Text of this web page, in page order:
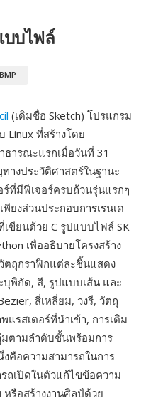
บบไฟล์
(เดิมชื่อ Sketch) โปรแกรม
Linux ที่สร้างโดย
ธารณะแรกเมื่อวันที่ 31
างประวัติศาสตร์ในฐานะ
ที่มีฟีเจอร์ครบถ้วนรุ่นแรกๆ
ยงส่วนประกอบการเรนเด
ขียนด้วย C รูปแบบไฟล์ SK
เพื่ออธิบายโครงสร้าง
ตถุกราฟิกแต่ละชิ้นแสดง
บุพิกัด, สี, รูปแบบเส้น และ
สี่เหลี่ยม, วงรี, วัตถุ
รสเตอร์ที่นำเข้า, การเติม
ตามลำดับชั้นพร้อมการ
คือความสามารถในการ
ถเปิดในตัวแก้ไขข้อความ
รือสร้างงานศิลป์ด้วย